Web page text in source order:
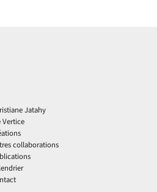
Jatahy
Vertice
collaborations